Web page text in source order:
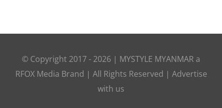
© Copyright 2017 - 2026 | MYSTYLE MYANMAR a
RFOX Media Brand | All Rights Reserved | Advertise
with us